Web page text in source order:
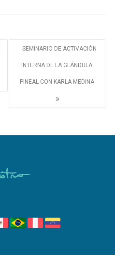
SEMINARIO DE ACTIVACIÓN
INTERNA DE LA GLÁNDULA
PINEAL CON KARLA MEDINA
»